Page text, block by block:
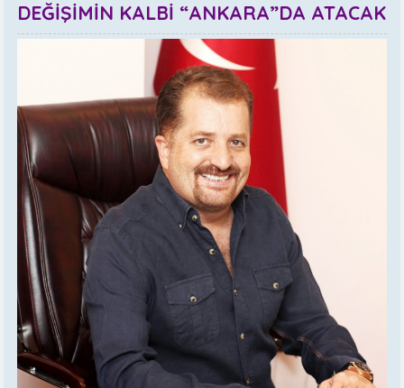
DEĞİŞİMİN KALBİ “ANKARA”DA ATACAK